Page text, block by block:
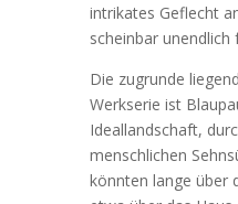
intrikates Geflecht
scheinbar
Die zugrunde
Werkserie ist
Ideallandschaft,
menschlichen
könnten lange über